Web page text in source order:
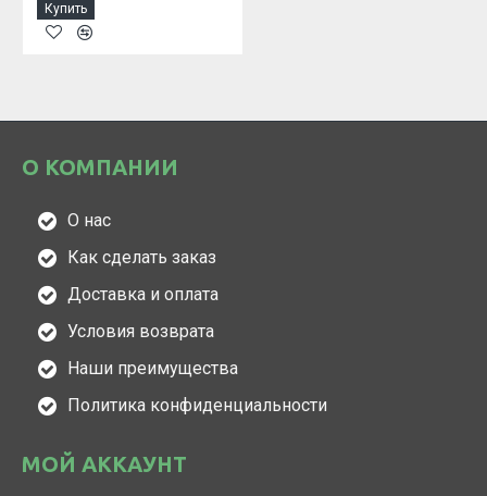
Купить
О КОМПАНИИ
О нас
Как сделать заказ
Доставка и оплата
Условия возврата
Наши преимущества
Политика конфиденциальности
МОЙ АККАУНТ